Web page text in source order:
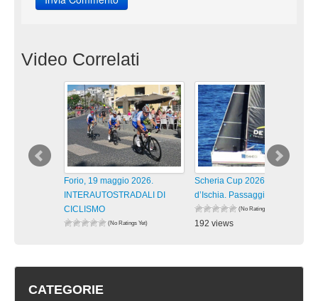
Video Correlati
Forio, 19 maggio 2026.
INTERAUTOSTRADALI DI
CICLISMO
(No Ratings Yet)
Scheria Cup 2026 Isola
d’Ischia. Passaggi lungo la
(No Ratings Yet)
192 views
CATEGORIE